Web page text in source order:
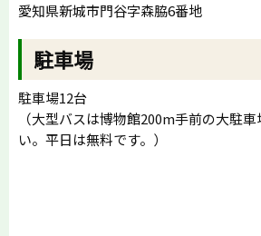
愛知県新城市門谷字森脇6番地
駐車場
駐車場12台
（大型バスは博物館200m手前の大駐
い。平日は無料です。）